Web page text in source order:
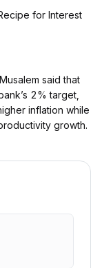
for Interest
said that
2% target,
inflation while
growth.